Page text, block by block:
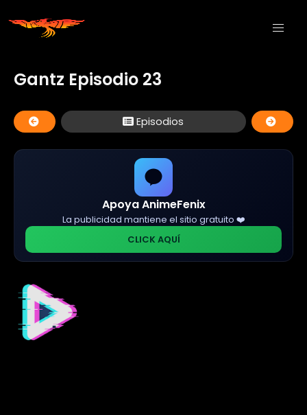
Gantz Episodio 23
Episodios
Apoya AnimeFenix
La publicidad mantiene el sitio gratuito ❤️
CLICK AQUÍ